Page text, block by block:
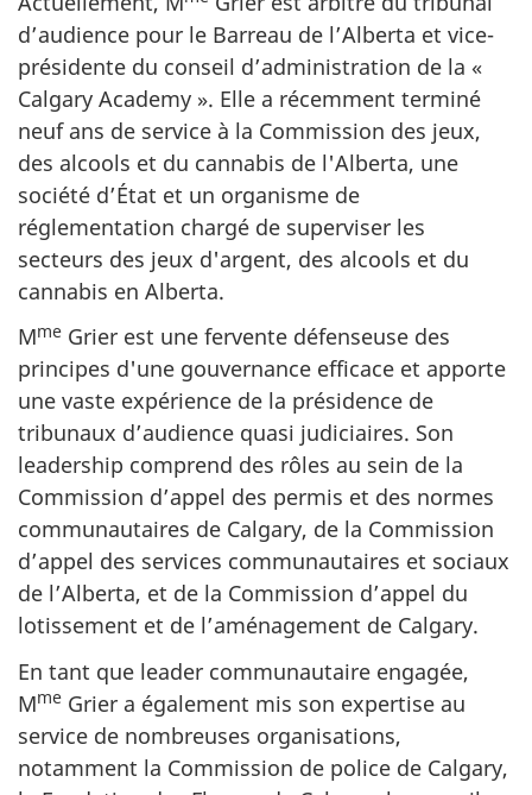
d’audience pour le Barreau de l’Alberta et vice-
présidente du conseil d’administration de la «
Calgary Academy ». Elle a récemment terminé
neuf ans de service à la Commission des jeux,
des alcools et du cannabis de l'Alberta, une
société d’État et un organisme de
réglementation chargé de superviser les
secteurs des jeux d'argent, des alcools et du
cannabis en Alberta.
Mme Grier est une fervente défenseuse des
principes d'une gouvernance efficace et apporte
une vaste expérience de la présidence de
tribunaux d’audience quasi judiciaires. Son
leadership comprend des rôles au sein de la
Commission d’appel des permis et des normes
communautaires de Calgary, de la Commission
d’appel des services communautaires et sociaux
de l’Alberta, et de la Commission d’appel du
lotissement et de l’aménagement de Calgary.
En tant que leader communautaire engagée,
Mme Grier a également mis son expertise au
service de nombreuses organisations,
notamment la Commission de police de Calgary,